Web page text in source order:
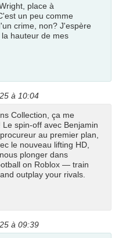
place à
un peu comme
crime, non? J'espère
hauteur de mes
à 10:04
Collection, ça me
spin-off avec Benjamin
au premier plan,
le nouveau lifting HD,
plonger dans
on Roblox — train
outplay your rivals.
à 09:39